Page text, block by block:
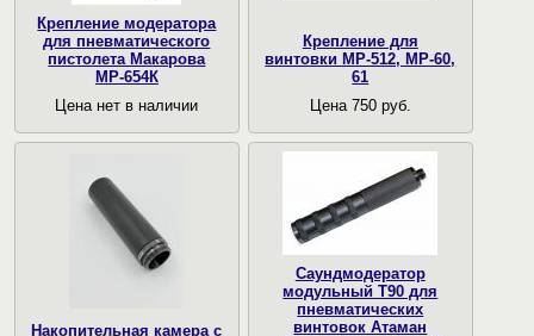
Крепление модератора
для пневматического
пистолета Макарова
МР-654К
Цена нет в наличии
Крепление для
винтовки МР-512, МР-60,
61
Цена 750 руб.
Накопительная камера с
Саундмодератор
модульный T90 для
пневматических
винтовок Атаман